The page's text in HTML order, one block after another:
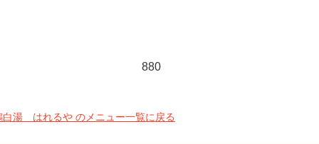
880
白湯 はれるや のメニュー一覧に戻る